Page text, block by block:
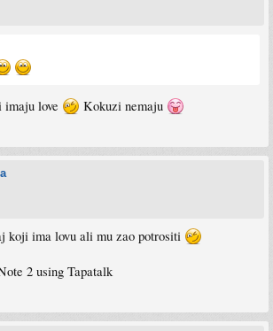
love Kokuzi nemaju
koji ima lovu ali mu zao potrositi
2 using Tapatalk